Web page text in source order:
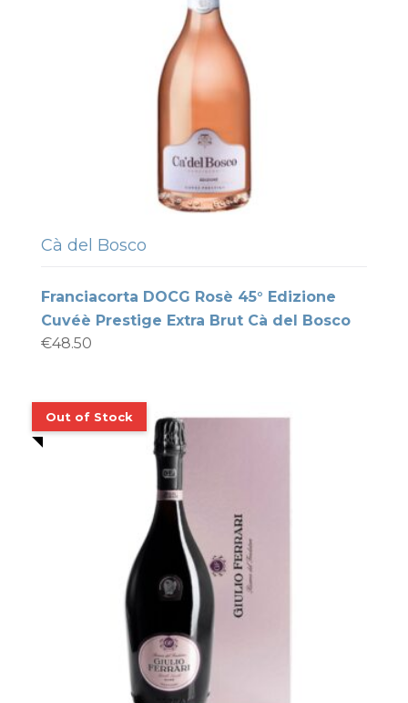
Cà del Bosco
Franciacorta DOCG Rosè 45° Edizione
Cuvéè Prestige Extra Brut Cà del Bosco
€48.50